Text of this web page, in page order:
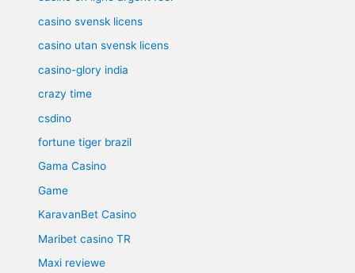
casino svensk licens
casino utan svensk licens
casino-glory india
crazy time
csdino
fortune tiger brazil
Gama Casino
Game
KaravanBet Casino
Maribet casino TR
Maxi reviewe